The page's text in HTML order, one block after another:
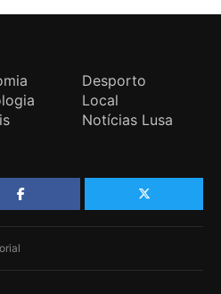
Desporto
Local
Notícias Lusa